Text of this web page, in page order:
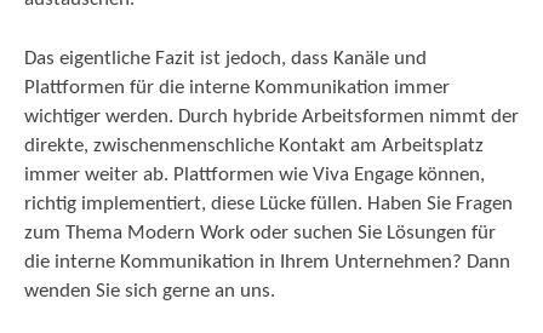
Das eigentliche Fazit ist jedoch, dass Kanäle und
Plattformen für die interne Kommunikation immer
wichtiger werden. Durch hybride Arbeitsformen nimmt der
direkte, zwischenmenschliche Kontakt am Arbeitsplatz
immer weiter ab. Plattformen wie Viva Engage können,
richtig implementiert, diese Lücke füllen. Haben Sie Fragen
zum Thema Modern Work oder suchen Sie Lösungen für
die interne Kommunikation in Ihrem Unternehmen? Dann
wenden Sie sich gerne an uns.